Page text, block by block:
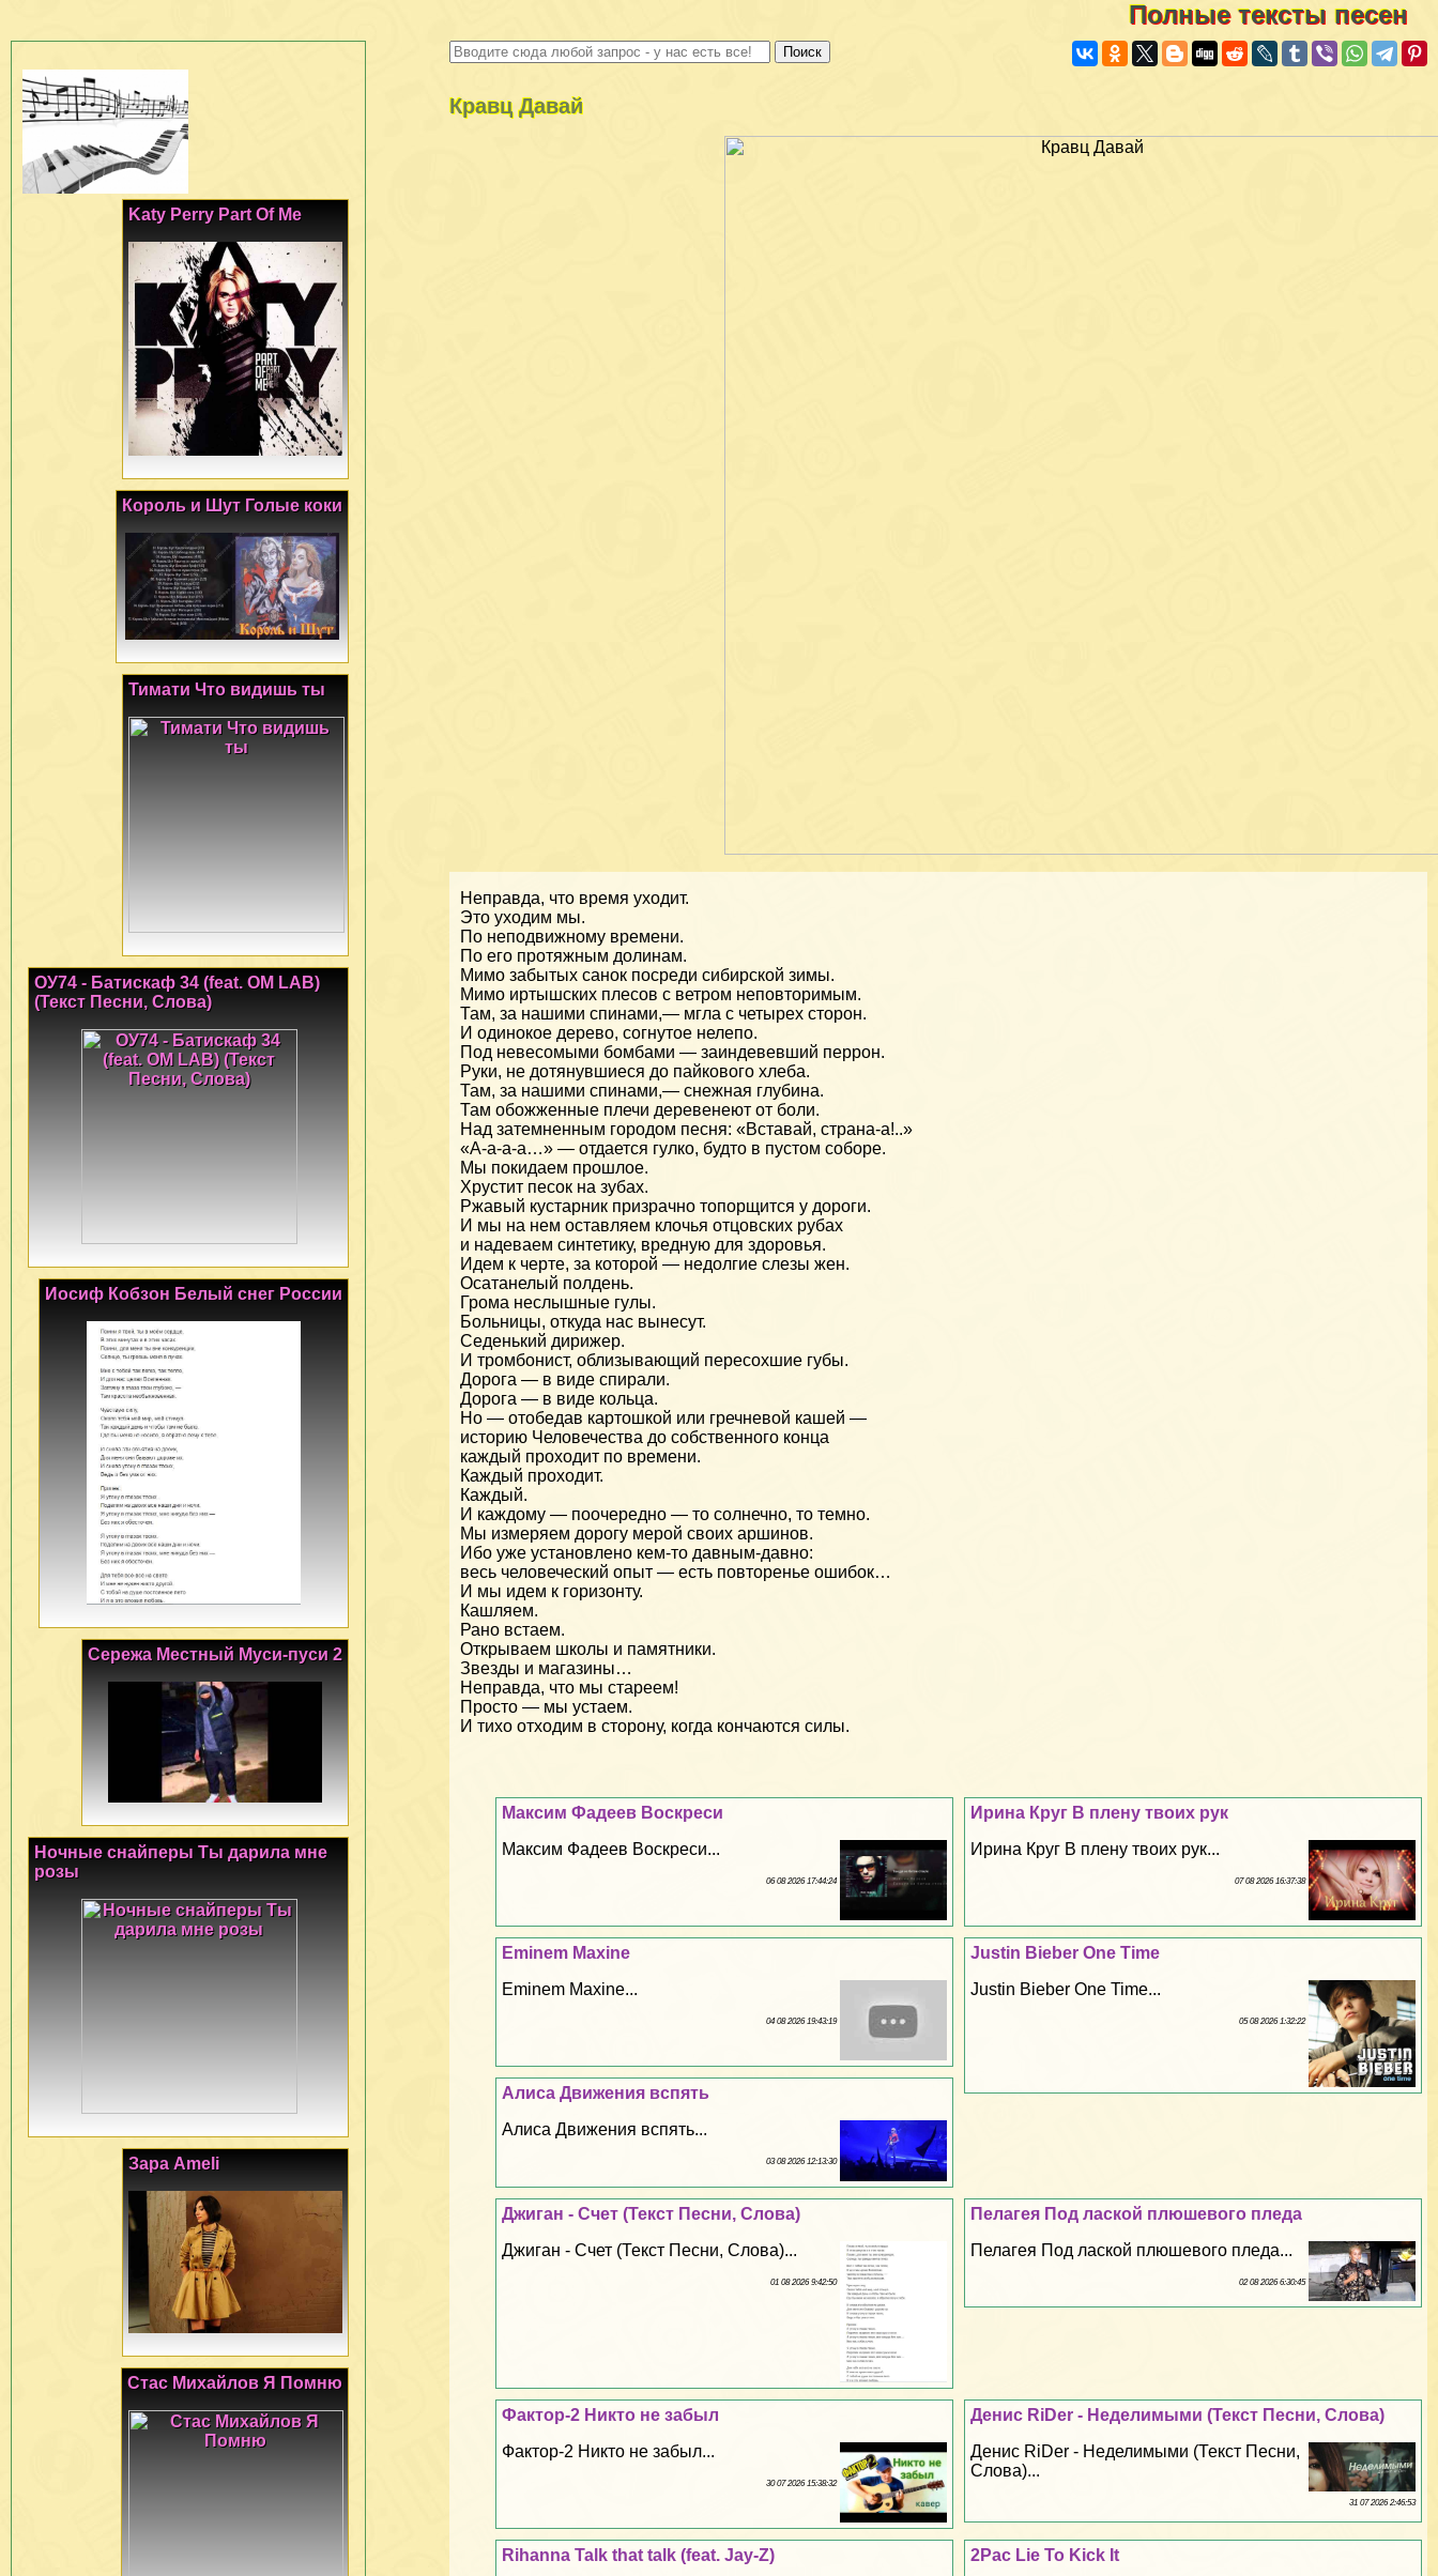
Полные тексты песен
Кравц Давай
Неправда, что время уходит.
Это уходим мы.
По неподвижному времени.
По его протяжным долинам.
Мимо забытых санок посреди сибирской зимы.
Мимо иртышских плесов с ветром неповторимым.
Там, за нашими спинами,— мгла с четырех сторон.
И одинокое дерево, согнутое нелепо.
Под невесомыми бомбами — заиндевевший перрон.
Руки, не дотянувшиеся до пайкового хлеба.
Там, за нашими спинами,— снежная глубина.
Там обожженные плечи деревенеют от боли.
Над затемненным городом песня: «Вставай, страна-а!..»
«А-а-а-а…» — отдается гулко, будто в пустом соборе.
Мы покидаем прошлое.
Хрустит песок на зубах.
Ржавый кустарник призрачно топорщится у дороги.
И мы на нем оставляем клочья отцовских рубах
и надеваем синтетику, вредную для здоровья.
Идем к черте, за которой — недолгие слезы жен.
Осатанелый полдень.
Грома неслышные гулы.
Больницы, откуда нас вынесут.
Седенький дирижер.
И тромбонист, облизывающий пересохшие губы.
Дорога — в виде спирали.
Дорога — в виде кольца.
Но — отобедав картошкой или гречневой кашей —
историю Человечества до собственного конца
каждый проходит по времени.
Каждый проходит.
Каждый.
И каждому — поочередно — то солнечно, то темно.
Мы измеряем дорогу мерой своих аршинов.
Ибо уже установлено кем-то давным-давно:
весь человеческий опыт — есть повторенье ошибок…
И мы идем к горизонту.
Кашляем.
Рано встаем.
Открываем школы и памятники.
Звезды и магазины…
Неправда, что мы стареем!
Просто — мы устаем.
И тихо отходим в сторону, когда кончаются силы.
Ирина Круг В плену твоих рук
Ирина Круг В плену твоих рук...
07 08 2026 16:37:38
Максим Фадеев Воскреси
Максим Фадеев Воскреси...
06 08 2026 17:44:24
Justin Bieber One Time
Justin Bieber One Time...
05 08 2026 1:32:22
Eminem Maxine
Eminem Maxine...
04 08 2026 19:43:19
Алиса Движения вспять
Алиса Движения вспять...
03 08 2026 12:13:30
Пелагея Под лаской плюшевого пледа
Пелагея Под лаской плюшевого пледа...
02 08 2026 6:30:45
Джиган - Счет (Текст Песни, Слова)
Джиган - Счет (Текст Песни, Слова)...
01 08 2026 9:42:50
Денис RiDer - Неделимыми (Текст Песни, Слова)
Денис RiDer - Неделимыми (Текст Песни,
Слова)...
31 07 2026 2:46:53
Фактор-2 Никто не забыл
Фактор-2 Никто не забыл...
30 07 2026 15:38:32
2Pac Lie To Kick It
Rihanna Talk that talk (feat. Jay-Z)
Katy Perry Part Of Me
Король и Шут Голые коки
Тимати Что видишь ты
ОУ74 - Батискаф 34 (feat. OM LAB)
(Текст Песни, Слова)
Иосиф Кобзон Белый снег России
Сережа Местный Муси-пуси 2
Ночные снайперы Ты дарила мне
розы
Зара Ameli
Стас Михайлов Я Помню